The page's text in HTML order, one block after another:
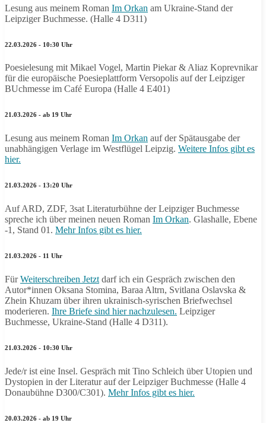
Lesung aus meinem Roman Im Orkan am Ukraine-Stand der
Leipziger Buchmesse. (Halle 4 D311)
22.03.2026 - 10:30 Uhr
Poesielesung mit Mikael Vogel, Martin Piekar & Aliaz Koprevnikar
für die europäische Poesieplattform Versopolis auf der Leipziger
BUchmesse im Café Europa (Halle 4 E401)
21.03.2026 - ab 19 Uhr
Lesung aus meinem Roman Im Orkan auf der Spätausgabe der
unabhängigen Verlage im Westflügel Leipzig. Weitere Infos gibt es
hier.
21.03.2026 - 13:20 Uhr
Auf ARD, ZDF, 3sat Literaturbühne der Leipziger Buchmesse
spreche ich über meinen neuen Roman Im Orkan. Glashalle, Ebene
-1, Stand 01. Mehr Infos gibt es hier.
21.03.2026 - 11 Uhr
FürWeiterschreiben Jetzt darf ich ein Gespräch zwischen den
Autor*innen Oksana Stomina, Baraa Altrn, Svitlana Oslavska &
Zhein Khuzam über ihren ukrainisch-syrischen Briefwechsel
moderieren. Ihre Briefe sind hier nachzulesen. Leipziger
Buchmesse, Ukraine-Stand (Halle 4 D311).
21.03.2026 - 10:30 Uhr
Jede/r ist eine Insel. Gespräch mit Tino Schleich über Utopien und
Dystopien in der Literatur auf der Leipziger Buchmesse (Halle 4
Donaubühne D300/C301). Mehr Infos gibt es hier.
20.03.2026 - ab 19 Uhr